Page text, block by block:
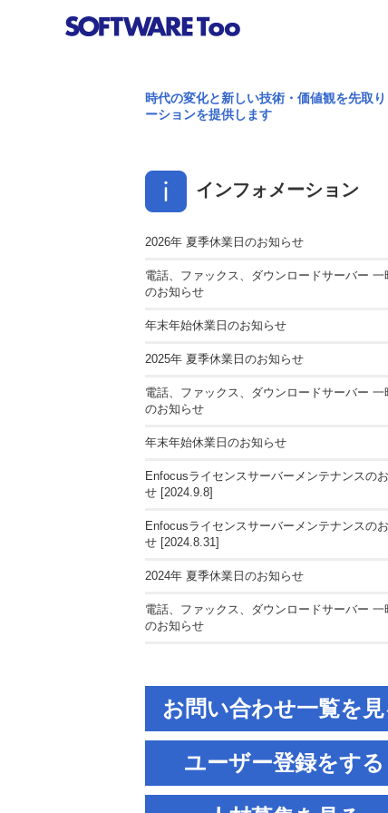
時代の変化と新しい技術・価値観を先取
ーションを提供します
インフォメーション
2026年 夏季休業日のお知らせ
電話、ファックス、ダウンロードサーバー 一
のお知らせ
年末年始休業日のお知らせ
2025年 夏季休業日のお知らせ
電話、ファックス、ダウンロードサーバー 一
のお知らせ
年末年始休業日のお知らせ
Enfocusライセンスサーバーメンテナンスの
せ [2024.9.8]
Enfocusライセンスサーバーメンテナンスの
せ [2024.8.31]
2024年 夏季休業日のお知らせ
電話、ファックス、ダウンロードサーバー 一
のお知らせ
お問い合わせ一覧を見
ユーザー登録をする